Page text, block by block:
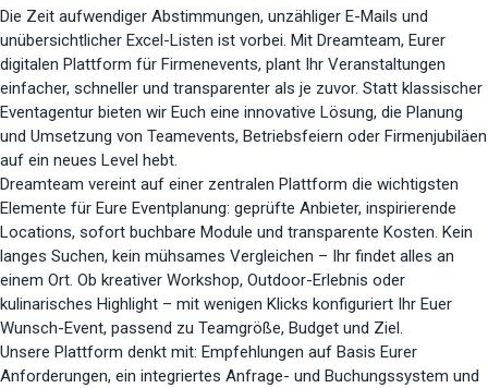
Die Zeit aufwendiger Abstimmungen, unzähliger E-Mails und
unübersichtlicher Excel-Listen ist vorbei. Mit Dreamteam, Eurer
digitalen Plattform für Firmenevents, plant Ihr Veranstaltungen
einfacher, schneller und transparenter als je zuvor. Statt klassischer
Eventagentur bieten wir Euch eine innovative Lösung, die Planung
und Umsetzung von Teamevents, Betriebsfeiern oder Firmenjubiläen
auf ein neues Level hebt.
Dreamteam vereint auf einer zentralen Plattform die wichtigsten
Elemente für Eure Eventplanung: geprüfte Anbieter, inspirierende
Locations, sofort buchbare Module und transparente Kosten. Kein
langes Suchen, kein mühsames Vergleichen – Ihr findet alles an
einem Ort. Ob kreativer Workshop, Outdoor-Erlebnis oder
kulinarisches Highlight – mit wenigen Klicks konfiguriert Ihr Euer
Wunsch-Event, passend zu Teamgröße, Budget und Ziel.
Unsere Plattform denkt mit: Empfehlungen auf Basis Eurer
Anforderungen, ein integriertes Anfrage- und Buchungssystem und